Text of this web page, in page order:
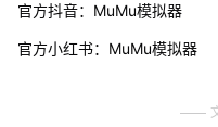
官方抖音：MuMu模拟器
官方小红书：MuMu模拟器